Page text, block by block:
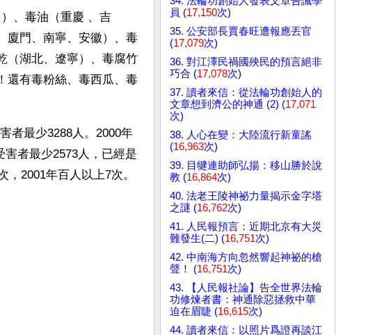
、毒油（重慶 、吉
廈門、南寧、安徽）、毒
（湖北、遼寧）、毒腐竹
還有毒粉絲、毒西瓜、毒
者最少3288人。2000年
者最少2573人，已經是
2001年百人以上7次。
員 (17,150次)
35. 公安部長賈春旺遭報應丟官
(17,079次)
36. 對江澤民禍國殃民的預言絕非
巧合 (17,078次)
37. 讀者來信：從法輪功創始人的
文章想到濟公的神通 (2) (17,071
次)
38. 人心在變：大陸流行新童謠
(16,963次)
39. 目犍連助師弘揚：移山勝於說
教 (16,864次)
40. 法老王陵神祕力量揭示金字塔
之謎 (16,762次)
41. 人民報預言：近期北京有大災
難發生(二) (16,751次)
42. 中南海方向忽然響起神祕的槍
聲！ (16,751次)
43. 【人民報社論】告全世界法輪
功修煉者書：神通除惡拯救中華
迫在眉睫 (16,615次)
44. 讀者來信：以照片爲證再談江